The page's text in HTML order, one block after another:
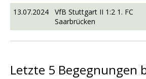
13.07.2024
VfB Stuttgart II 1:2 1. FC
Saarbrücken
Letzte 5 Begegnungen